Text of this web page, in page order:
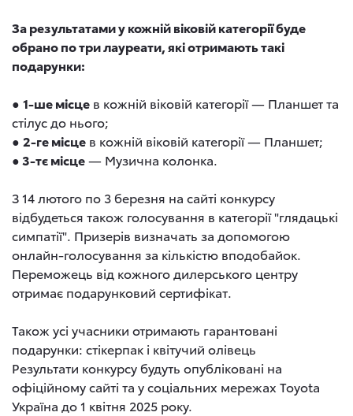
За результатами у кожній віковій категорії буде
обрано по три лауреати, які отримають такі
подарунки:
● 1-ше місце в кожній віковій категорії — Планшет та
стілус до нього;
● 2-ге місце в кожній віковій категорії — Планшет;
●3-тє місце— Музична колонка.
З 14 лютого по 3 березня на сайті конкурсу
відбудеться також голосування в категорії "глядацькі
симпатії". Призерів визначать за допомогою
онлайн-голосування за кількістю вподобайок.
Переможець від кожного дилерського центру
отримає подарунковий сертифікат.
Також усі учасники отримають гарантовані
подарунки: стікерпак і квітучий олівець
Результати конкурсу будуть опубліковані на
офіційному сайті та у соціальних мережах Toyota
Україна до 1 квітня 2025 року.